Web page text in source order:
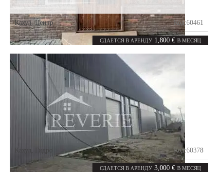
СДАЕТСЯ В АРЕНДУ 1,800 € В МЕСЯЦ
Кахул,Центр Код:60461
0 комнат 280m²
СДАЕТСЯ В АРЕНДУ 3,000 € В МЕСЯЦ
Кахул Гидро Код:60378
комнат 1200m²